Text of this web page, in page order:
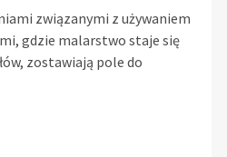
związanymi z używaniem
gdzie malarstwo staje się
zostawiają pole do